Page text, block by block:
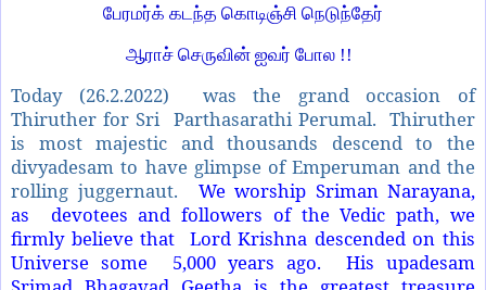
பேரமர்க் கடந்த கொடிஞ்சி நெடுந்தேர்
ஆராச் செருவின் ஐவர் போல !!
Today (26.2.2022) was the grand occasion of
Thiruther for Sri Parthasarathi Perumal. Thiruther
is most majestic and thousands descend to the
divyadesam to have glimpse of Emperuman and the
rolling juggernaut.
We worship Sriman Narayana,
as devotees and followers of the Vedic path, we
firmly believe that Lord Krishna descended on this
Universe some 5,000 years ago. His upadesam